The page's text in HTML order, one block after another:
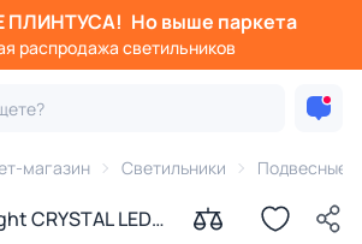
ПЛИНТУСА! Но выше паркета
распродажа светильников
магазин Светильники Подвесные
CRYSTAL LED